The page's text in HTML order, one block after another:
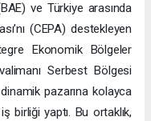
ve Türkiye arasında
(CEPA) destekleyen
Ekonomik Bölgeler
Serbest Bölgesi
pazarına kolayca
birliği yaptı. Bu ortaklık,